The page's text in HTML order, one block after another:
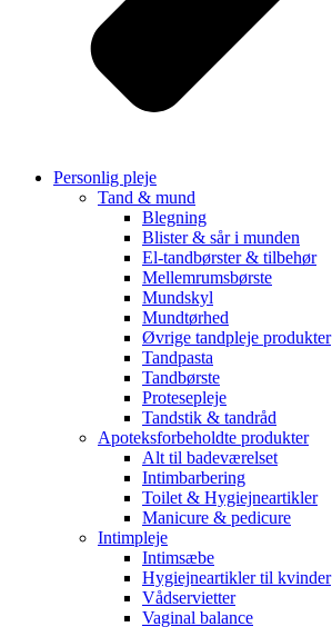
Personlig pleje
Tand & mund
Blegning
Blister & sår i munden
El-tandbørster & tilbehør
Mellemrumsbørste
Mundskyl
Mundtørhed
Øvrige tandpleje produkter
Tandpasta
Tandbørste
Protesepleje
Tandstik & tandråd
Apoteksforbeholdte produkter
Alt til badeværelset
Intimbarbering
Toilet & Hygiejneartikler
Manicure & pedicure
Intimpleje
Intimsæbe
Hygiejneartikler til kvinder
Vådservietter
Vaginal balance